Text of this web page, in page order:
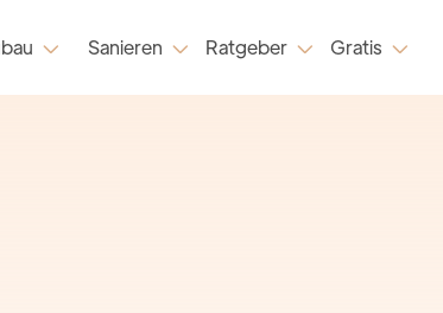
 Sanieren  Ratgeber  Gratis 